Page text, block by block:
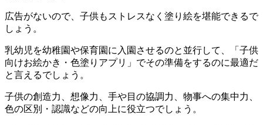
広告がないので、子供もストレスなく塗り絵を堪能できるで
しょう。
乳幼児を幼稚園や保育園に入園させるのと並行して、「子供
向けお絵かき・色塗りアプリ」でその準備をするのに最適だ
と言えるでしょう。
子供の創造力、想像力、手や目の協調力、物事への集中力、
色の区別・認識などの向上に役立つでしょう。